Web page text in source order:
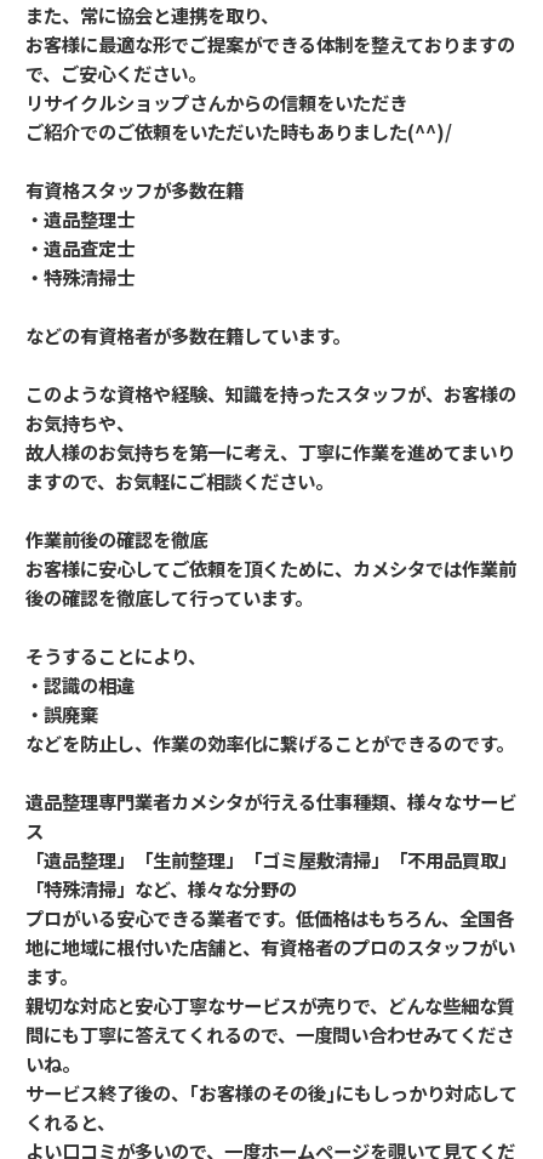
また、常に協会と連携を取り、
お客様に最適な形でご提案ができる体制を整えておりますの
で、ご安心ください。
リサイクルショップさんからの信頼をいただき
ご紹介でのご依頼をいただいた時もありました(^^)/
有資格スタッフが多数在籍
・遺品整理士
・遺品査定士
・特殊清掃士
などの有資格者が多数在籍しています。
このような資格や経験、知識を持ったスタッフが、お客様の
お気持ちや、
故人様のお気持ちを第一に考え、丁寧に作業を進めてまいり
ますので、お気軽にご相談ください。
作業前後の確認を徹底
お客様に安心してご依頼を頂くために、カメシタでは作業前
後の確認を徹底して行っています。
そうすることにより、
・認識の相違
・誤廃棄
などを防止し、作業の効率化に繋げることができるのです。
遺品整理専門業者カメシタが行える仕事種類、様々なサービ
ス
「遺品整理」「生前整理」「ゴミ屋敷清掃」「不用品買取」
「特殊清掃」など、様々な分野の
プロがいる安心できる業者です。低価格はもちろん、全国各
地に地域に根付いた店舗と、有資格者のプロのスタッフがい
ます。
親切な対応と安心丁寧なサービスが売りで、どんな些細な質
問にも丁寧に答えてくれるので、一度問い合わせみてくださ
いね。
サービス終了後の、｢お客様のその後｣にもしっかり対応して
くれると、
よい口コミが多いので、一度ホームページを覗いて見てくだ